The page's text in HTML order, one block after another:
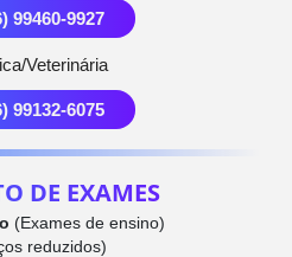
99460-9927
Veterinária
99132-6075
DE EXAMES
(Exames de ensino)
reduzidos)